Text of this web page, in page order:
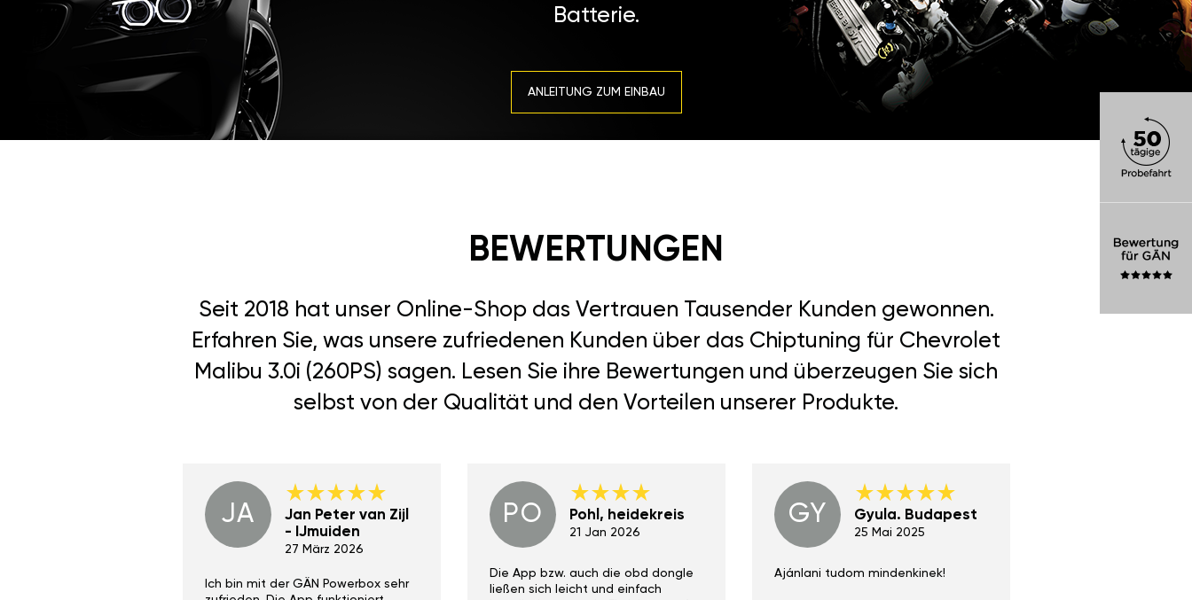
Batterie.
ANLEITUNG ZUM EINBAU
BEWERTUNGEN
Seit 2018 hat unser Online-Shop das Vertrauen Tausender Kunden gewonnen.
Erfahren Sie, was unsere zufriedenen Kunden über das Chiptuning für Chevrolet
Malibu 3.0i (260PS) sagen. Lesen Sie ihre Bewertungen und überzeugen Sie sich
selbst von der Qualität und den Vorteilen unserer Produkte.
JA
Jan Peter van Zijl
- IJmuiden
27 März 2026
Ich bin mit der GÄN Powerbox sehr
PO Pohl, heidekreis
21 Jan 2026
Die App bzw. auch die obd dongle
ließen sich leicht und einfach
GY Gyula. Budapest
25 Mai 2025
Ajánlani tudom mindenkinek!